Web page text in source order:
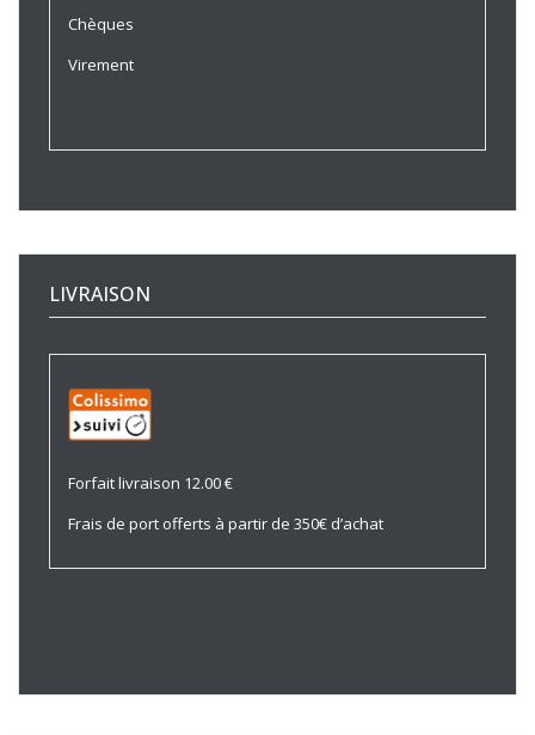
Chèques
Virement
LIVRAISON
Forfait livraison 12.00 €
Frais de port offerts à partir de 350€ d’achat